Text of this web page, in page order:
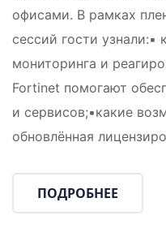
офисами. В рамках
сессий гости узнали:▪️
мониторинга и
Fortinet помогают
и сервисов;▪️какие
обновлённая
ПОДРОБНЕЕ